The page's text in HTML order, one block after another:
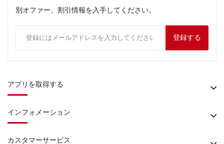
別オファー、割引情報を入手してください。
登録する
アプリを取得する
インフォメーション
カスタマーサービス